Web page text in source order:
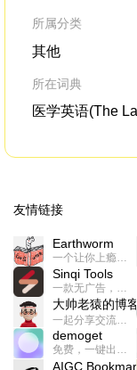
所属分类
其他
所在词典
医学英语(The
友情链接
Earthworm
一个让你上瘾的英语学习工具，使用 连词成句 、 i + 1 、 以终为始等学习理论来帮助你习得英语，通过不断的重复形成肌肉记忆，最重要的是 游戏化 的形式让学习英语从此不再痛苦
Sinqi Tools
一款无广告，界面清爽的神奇在线小工具集合，范围包括但不限于：开发，设计，日常生活等
大帅老猿的博
一起分享交流生活学习，出海赚钱，编程技术，远程工作，优秀产品等相关话题。希望大家都能有所收获。
demoget
免费，一键出成片的录屏Demo软件。支持4K导出，立即下载使用。
AIGC